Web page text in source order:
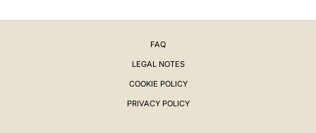
FAQ
LEGAL NOTES
COOKIE POLICY
PRIVACY POLICY